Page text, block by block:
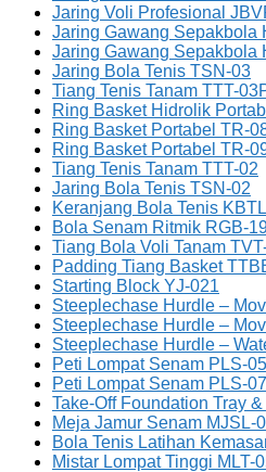
Jaring Voli Profesional
Jaring Gawang Sepakbola
Jaring Gawang Sepakbola
Jaring Bola Tenis TSN-03
Tiang Tenis Tanam TTT-
Ring Basket Hidrolik
Ring Basket Portabel TR-
Ring Basket Portabel TR-
Tiang Tenis Tanam TTT-02
Jaring Bola Tenis TSN-02
Keranjang Bola Tenis
Bola Senam Ritmik RGB-
Tiang Bola Voli Tanam
Padding Tiang Basket
Starting Block YJ-021
Steeplechase Hurdle –
Steeplechase Hurdle –
Steeplechase Hurdle –
Peti Lompat Senam PLS-
Peti Lompat Senam PLS-
Take-Off Foundation Tray
Meja Jamur Senam MJSL-
Bola Tenis Latihan
Mistar Lompat Tinggi MLT-